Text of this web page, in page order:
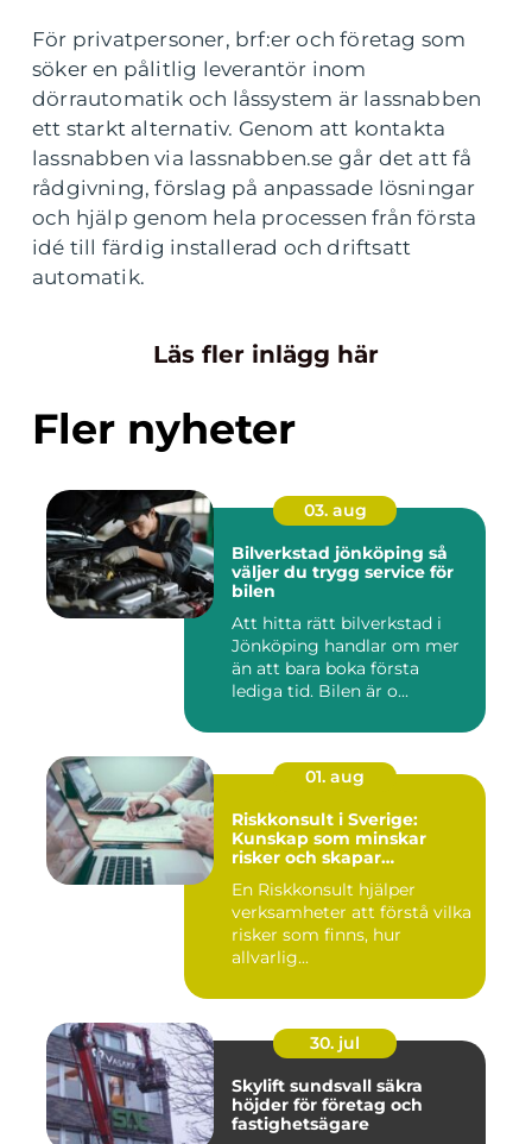
För privatpersoner, brf:er och företag som
söker en pålitlig leverantör inom
dörrautomatik och låssystem är lassnabben
ett starkt alternativ. Genom att kontakta
lassnabben via lassnabben.se går det att få
rådgivning, förslag på anpassade lösningar
och hjälp genom hela processen från första
idé till färdig installerad och driftsatt
automatik.
Läs fler inlägg här
Fler nyheter
03. aug
Bilverkstad jönköping så
väljer du trygg service för
bilen
Att hitta rätt bilverkstad i
Jönköping handlar om mer
än att bara boka första
lediga tid. Bilen är o...
01. aug
Riskkonsult i Sverige:
Kunskap som minskar
risker och skapar
En Riskkonsult hjälper
verksamheter att förstå vilka
risker som finns, hur
allvarlig...
30. jul
Skylift sundsvall säkra
höjder för företag och
fastighetsägare